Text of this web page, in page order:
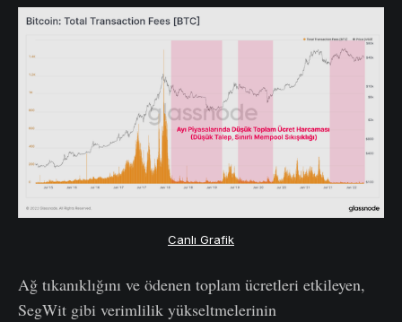
Canlı Grafik
Ağ tıkanıklığını ve ödenen toplam ücretleri etkileyen,
SegWit gibi verimlilik yükseltmelerinin